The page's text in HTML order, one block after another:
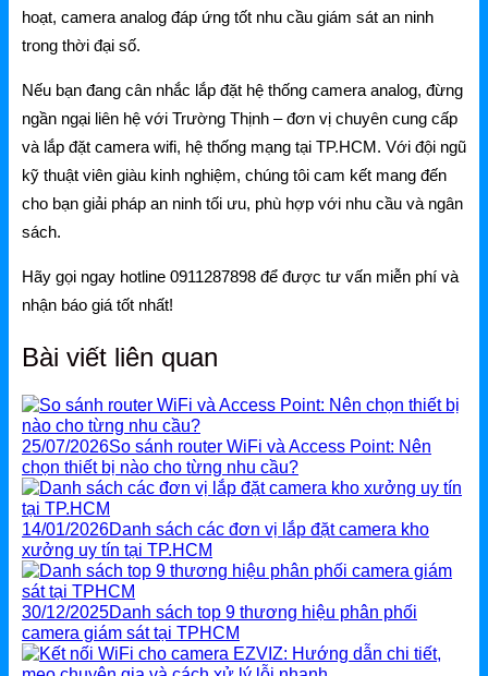
hoạt, camera analog đáp ứng tốt nhu cầu giám sát an ninh
trong thời đại số.
Nếu bạn đang cân nhắc lắp đặt hệ thống camera analog, đừng
ngần ngại liên hệ với Trường Thịnh – đơn vị chuyên cung cấp
và lắp đặt camera wifi, hệ thống mạng tại TP.HCM. Với đội ngũ
kỹ thuật viên giàu kinh nghiệm, chúng tôi cam kết mang đến
cho bạn giải pháp an ninh tối ưu, phù hợp với nhu cầu và ngân
sách.
Hãy gọi ngay hotline 0911287898 để được tư vấn miễn phí và
nhận báo giá tốt nhất!
Bài viết liên quan
25/07/2026So sánh router WiFi và Access Point: Nên
chọn thiết bị nào cho từng nhu cầu?
14/01/2026Danh sách các đơn vị lắp đặt camera kho
xưởng uy tín tại TP.HCM
30/12/2025Danh sách top 9 thương hiệu phân phối
camera giám sát tại TPHCM